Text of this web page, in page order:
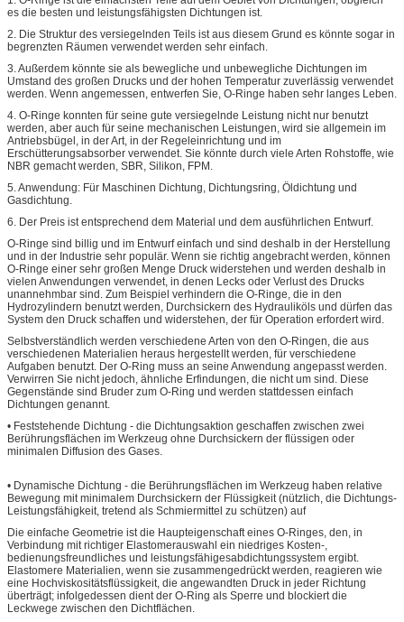
es die besten und leistungsfähigsten Dichtungen ist.
2. Die Struktur des versiegelnden Teils ist aus diesem Grund es könnte sogar in
begrenzten Räumen verwendet werden sehr einfach.
3. Außerdem könnte sie als bewegliche und unbewegliche Dichtungen im
Umstand des großen Drucks und der hohen Temperatur zuverlässig verwendet
werden. Wenn angemessen, entwerfen Sie, O-Ringe haben sehr langes Leben.
4. O-Ringe konnten für seine gute versiegelnde Leistung nicht nur benutzt
werden, aber auch für seine mechanischen Leistungen, wird sie allgemein im
Antriebsbügel, in der Art, in der Regeleinrichtung und im
Erschütterungsabsorber verwendet. Sie könnte durch viele Arten Rohstoffe, wie
NBR gemacht werden, SBR, Silikon, FPM.
5. Anwendung: Für Maschinen Dichtung, Dichtungsring, Öldichtung und
Gasdichtung.
6. Der Preis ist entsprechend dem Material und dem ausführlichen Entwurf.
O-Ringe sind billig und im Entwurf einfach und sind deshalb in der Herstellung
und in der Industrie sehr populär. Wenn sie richtig angebracht werden, können
O-Ringe einer sehr großen Menge Druck widerstehen und werden deshalb in
vielen Anwendungen verwendet, in denen Lecks oder Verlust des Drucks
unannehmbar sind. Zum Beispiel verhindern die O-Ringe, die in den
Hydrozylindern benutzt werden, Durchsickern des Hydrauliköls und dürfen das
System den Druck schaffen und widerstehen, der für Operation erfordert wird.
Selbstverständlich werden verschiedene Arten von den O-Ringen, die aus
verschiedenen Materialien heraus hergestellt werden, für verschiedene
Aufgaben benutzt. Der O-Ring muss an seine Anwendung angepasst werden.
Verwirren Sie nicht jedoch, ähnliche Erfindungen, die nicht um sind. Diese
Gegenstände sind Bruder zum O-Ring und werden stattdessen einfach
Dichtungen genannt.
• Feststehende Dichtung - die Dichtungsaktion geschaffen zwischen zwei
Berührungsflächen im Werkzeug ohne Durchsickern der flüssigen oder
minimalen Diffusion des Gases.
• Dynamische Dichtung - die Berührungsflächen im Werkzeug haben relative
Bewegung mit minimalem Durchsickern der Flüssigkeit (nützlich, die Dichtungs-
Leistungsfähigkeit, tretend als Schmiermittel zu schützen) auf
Die einfache Geometrie ist die Haupteigenschaft eines O-Ringes, den, in
Verbindung mit richtiger Elastomerauswahl ein niedriges Kosten-,
bedienungsfreundliches und leistungsfähigesabdichtungssystem ergibt.
Elastomere Materialien, wenn sie zusammengedrückt werden, reagieren wie
eine Hochviskositätsflüssigkeit, die angewandten Druck in jeder Richtung
überträgt; infolgedessen dient der O-Ring als Sperre und blockiert die
Leckwege zwischen den Dichtflächen.